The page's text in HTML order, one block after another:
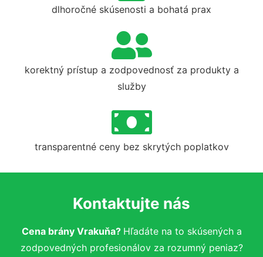
dlhoročné skúsenosti a bohatá prax
korektný prístup a zodpovednosť za produkty a
služby
transparentné ceny bez skrytých poplatkov
Kontaktujte nás
Cena brány Vrakuňa? Hľadáte na to skúsených a
zodpovedných profesionálov za rozumný peniaz?